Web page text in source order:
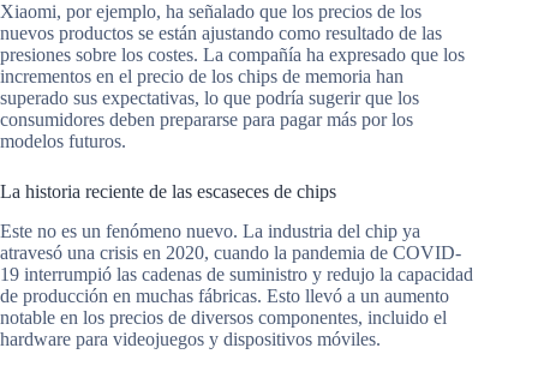
Xiaomi, por ejemplo, ha señalado que los precios de los
nuevos productos se están ajustando como resultado de las
presiones sobre los costes. La compañía ha expresado que los
incrementos en el precio de los chips de memoria han
superado sus expectativas, lo que podría sugerir que los
consumidores deben prepararse para pagar más por los
modelos futuros.
La historia reciente de las escaseces de chips
Este no es un fenómeno nuevo. La industria del chip ya
atravesó una crisis en 2020, cuando la pandemia de COVID-
19 interrumpió las cadenas de suministro y redujo la capacidad
de producción en muchas fábricas. Esto llevó a un aumento
notable en los precios de diversos componentes, incluido el
hardware para videojuegos y dispositivos móviles.